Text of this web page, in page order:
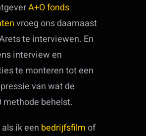
A+O fonds
vroeg ons daarnaast
te interviewen. En
interview en
te monteren tot een
van wat de
methode behelst.
ik een bedrijfsfilmof